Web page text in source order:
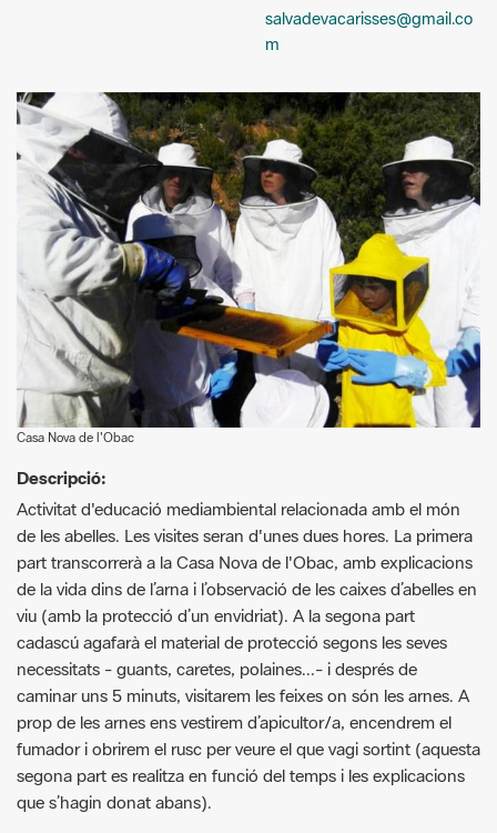
Casa Nova de l'Obac
Descripció:
Activitat d'educació mediambiental relacionada amb el món
part transcorrerà a la Casa Nova de l'Obac, amb explicacions
de la vida dins de l’arna i l’observació de les caixes d’abelles en
viu (amb la protecció d’un envidriat). A la segona part
cadascú agafarà el material de protecció segons les seves
necessitats - guants, caretes, polaines...- i després de
caminar uns 5 minuts, visitarem les feixes on són les arnes. A
prop de les arnes ens vestirem d’apicultor/a, encendrem el
fumador i obrirem el rusc per veure el que vagi sortint (aquesta
segona part es realitza en funció del temps i les explicacions
que s’hagin donat abans).
Requisits activitat:
Imprescindible concertar dia i hora.